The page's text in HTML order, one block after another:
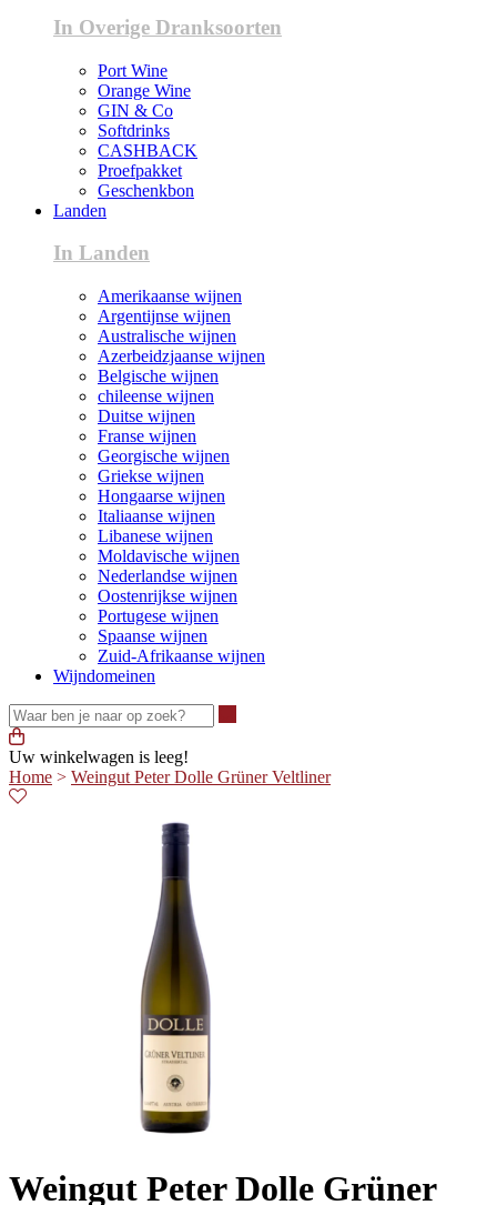
In Overige Dranksoorten
Port Wine
Orange Wine
GIN & Co
Softdrinks
CASHBACK
Proefpakket
Geschenkbon
Landen
In Landen
Amerikaanse wijnen
Argentijnse wijnen
Australische wijnen
Azerbeidzjaanse wijnen
Belgische wijnen
chileense wijnen
Duitse wijnen
Franse wijnen
Georgische wijnen
Griekse wijnen
Hongaarse wijnen
Italiaanse wijnen
Libanese wijnen
Moldavische wijnen
Nederlandse wijnen
Oostenrijkse wijnen
Portugese wijnen
Spaanse wijnen
Zuid-Afrikaanse wijnen
Wijndomeinen
Uw winkelwagen is leeg!
Home > Weingut Peter Dolle Grüner Veltliner
Weingut Peter Dolle Grüner